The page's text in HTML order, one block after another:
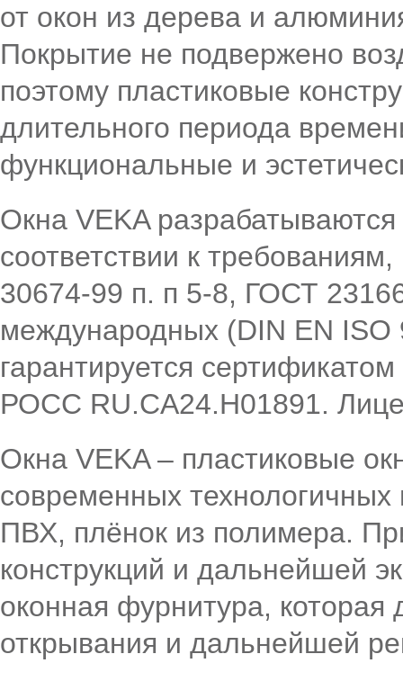
от окон из дерева и
Покрытие не подвержено
поэтому пластиковые
длительного периода
функциональные и
Окна VEKA
соответствии к
30674-99 п. п 5-8, ГОСТ
международных (DIN EN ISO
гарантируется
РОСС RU.CA24.H01891.
Окна VEKA – пластиковые
современных
ПВХ, плёнок из полимера.
конструкций и дальнейшей
оконная фурнитура, которая
открывания и дальнейшей